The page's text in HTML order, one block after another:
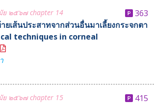
ย ๒๕๖๗ chapter 14
363
ยเส้นประสาทจากส่วนอื่นมาเลี้ยงกระจกตา
techniques in corneal
ย ๒๕๖๗ chapter 15
415